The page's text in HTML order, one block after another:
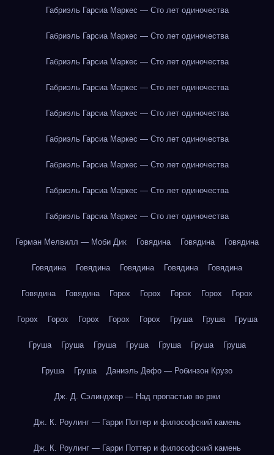
Габриэль Гарсиа Маркес — Сто лет одиночества
Габриэль Гарсиа Маркес — Сто лет одиночества
Габриэль Гарсиа Маркес — Сто лет одиночества
Габриэль Гарсиа Маркес — Сто лет одиночества
Габриэль Гарсиа Маркес — Сто лет одиночества
Габриэль Гарсиа Маркес — Сто лет одиночества
Габриэль Гарсиа Маркес — Сто лет одиночества
Габриэль Гарсиа Маркес — Сто лет одиночества
Габриэль Гарсиа Маркес — Сто лет одиночества
Герман Мелвилл — Моби Дик Говядина Говядина Говядина
Говядина Говядина Говядина Говядина Говядина
Говядина Говядина Горох Горох Горох Горох Горох
Горох Горох Горох Горох Горох Груша Груша Груша
Груша Груша Груша Груша Груша Груша Груша
Груша Груша Даниэль Дефо — Робинзон Крузо
Дж. Д. Сэлинджер — Над пропастью во ржи
Дж. К. Роулинг — Гарри Поттер и философский камень
Дж. К. Роулинг — Гарри Поттер и философский камень